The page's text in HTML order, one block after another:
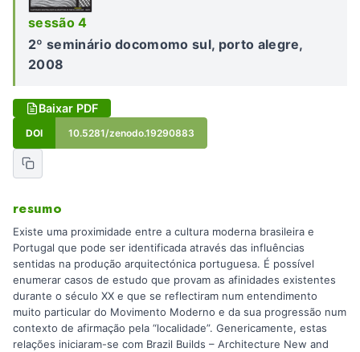
sessão 4
2º seminário docomomo sul, porto alegre,
2008
Baixar PDF
DOI 10.5281/zenodo.19290883
resumo
Existe uma proximidade entre a cultura moderna brasileira e
Portugal que pode ser identificada através das influências
sentidas na produção arquitectónica portuguesa. É possível
enumerar casos de estudo que provam as afinidades existentes
durante o século XX e que se reflectiram num entendimento
muito particular do Movimento Moderno e da sua progressão num
contexto de afirmação pela “localidade”. Genericamente, estas
relações iniciaram-se com Brazil Builds – Architecture New and